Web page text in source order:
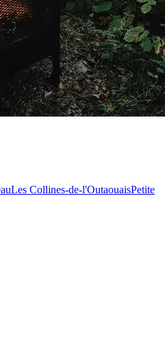
Les Collines-de-l'OutaouaisPetite